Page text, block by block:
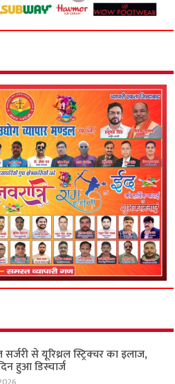
से यूरिथ्रल स्ट्रिक्चर का इलाज,
हुआ डिस्चार्ज